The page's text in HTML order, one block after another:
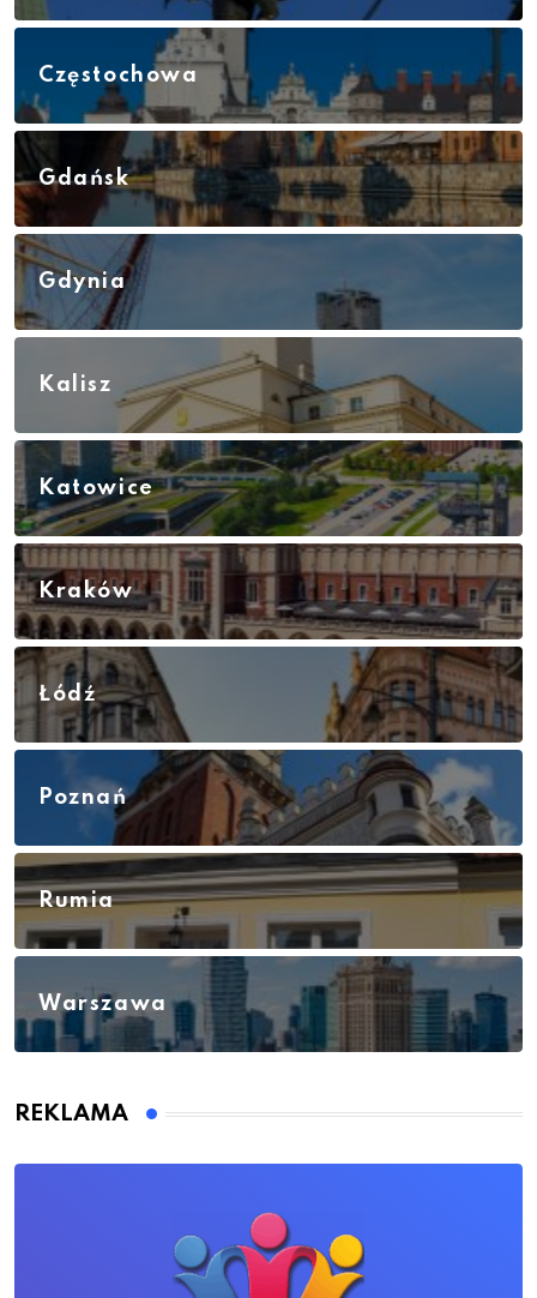
Częstochowa
Gdańsk
Gdynia
Kalisz
Katowice
Kraków
Łódź
Poznań
Rumia
Warszawa
REKLAMA